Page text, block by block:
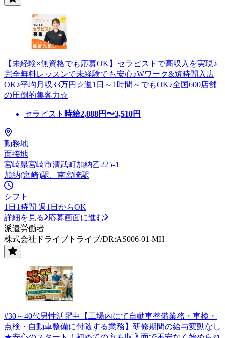
【未経験×無資格でも応募OK】セラピストで高収入を実現♪
完全無料レッスンで未経験でも安心♪Wワーク&短時間入店
OK♪平均月収33万円☆週1日～1時間～でもOK♪全国600店舗
の圧倒的集客力☆
セラピスト 時給2,088円〜3,510円
勤務地
面接地
宮崎県宮崎市清武町加納乙225-1
加納(宮崎)駅、南宮崎駅
シフト
1日1時間 週1日からOK
詳細を見る
応募画面に進む
派遣労働者
株式会社ドライブトライブ/DR:AS006-01-MH
#30～40代男性活躍中【工場内にて自動車整備業務・車検・
点検・自動車整備に付随する業務】研修期間の給与変動なし